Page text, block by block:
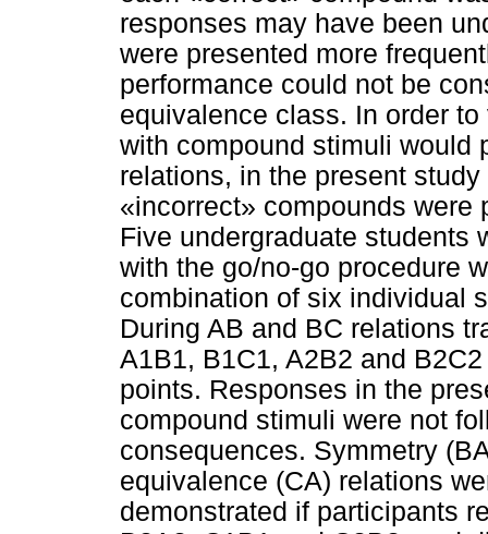
responses may have been
were presented more
performance could not be
equivalence class. In order
with compound stimuli would
relations, in the present
«incorrect» compounds were
Five undergraduate students
with the go/no-go procedure
combination of six individual
During AB and BC relations
A1B1, B1C1, A2B2 and
points. Responses in the
compound stimuli were not
consequences. Symmetry
equivalence (CA) relations
demonstrated if participants